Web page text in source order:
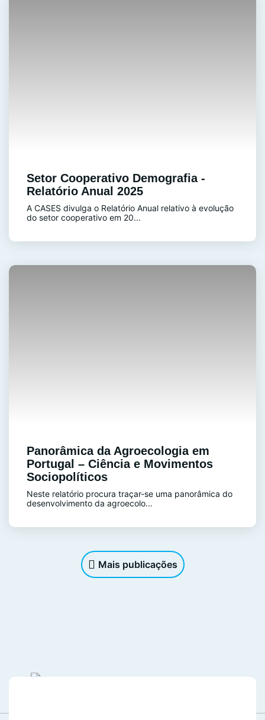
Setor Cooperativo Demografia -
Relatório Anual 2025
A CASES divulga o Relatório Anual relativo à evolução
do setor cooperativo em 20...
Panorâmica da Agroecologia em
Portugal – Ciência e Movimentos
Sociopolíticos
Neste relatório procura traçar-se uma panorâmica do
desenvolvimento da agroecolo...
Mais publicações